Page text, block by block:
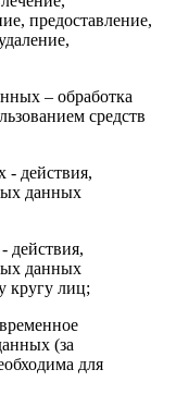
предоставление,
– обработка
средств
- действия,
данных
действия,
данных
кругу лиц;
(за
для